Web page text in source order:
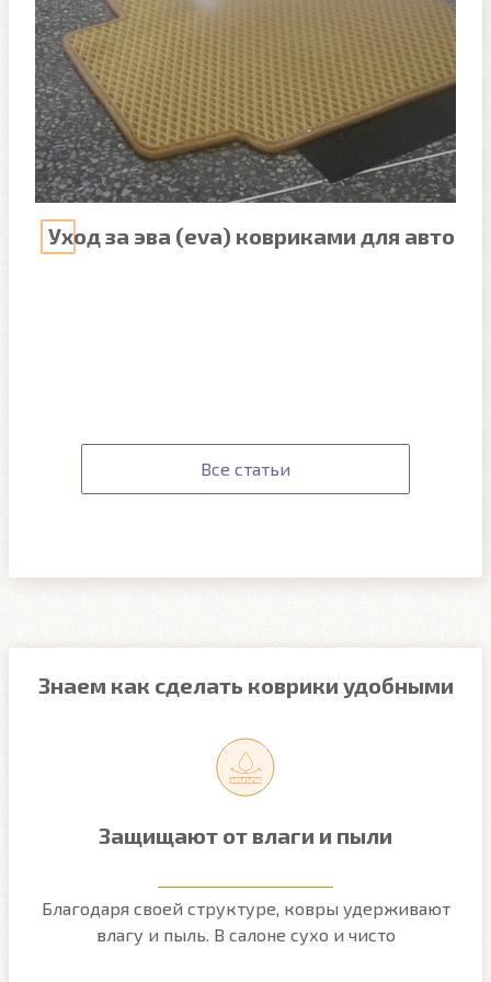
Уход за эва (eva) ковриками для авто
Все статьи
Знаем как сделать коврики удобными
Защищают от влаги и пыли
Благодаря своей структуре, ковры удерживают
влагу и пыль. В салоне сухо и чисто